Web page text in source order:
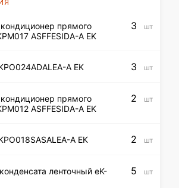
прямого
ASFFESIDA-A EK
3 шт
A EK 3 шт
прямого
ASFFESIDA-A EK
2 шт
A EK 2 шт
ленточный eK-
5 шт